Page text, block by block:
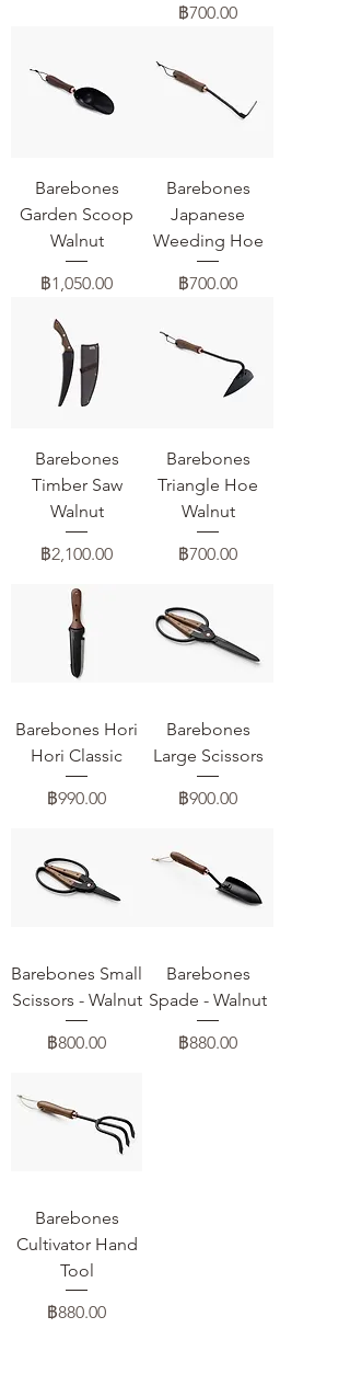
ราคา
฿700.00
Barebones
Garden Scoop
Walnut
ราคา
฿1,050.00
Barebones
Japanese
Weeding Hoe
ราคา
฿700.00
Barebones
Timber Saw
Walnut
ราคา
฿2,100.00
Barebones
Triangle Hoe
Walnut
ราคา
฿700.00
Barebones Hori
Hori Classic
ราคา
฿990.00
Barebones
Large Scissors
ราคา
฿900.00
Barebones Small
Scissors - Walnut
ราคา
฿800.00
Barebones
Spade - Walnut
ราคา
฿880.00
Barebones
Cultivator Hand
Tool
ราคา
฿880.00